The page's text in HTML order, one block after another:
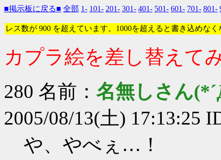
■掲示板に戻る■ 全部 1- 101- 201- 301- 401- 501- 601- 701- 801-
レス数が 900 を超えています。1000を超えると書き込めな
カプラ絵を差し替えて
280 名前： 名無しさん
2005/08/13(土) 17:13:25
や、やべぇ…！